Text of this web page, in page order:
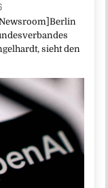
sieht den